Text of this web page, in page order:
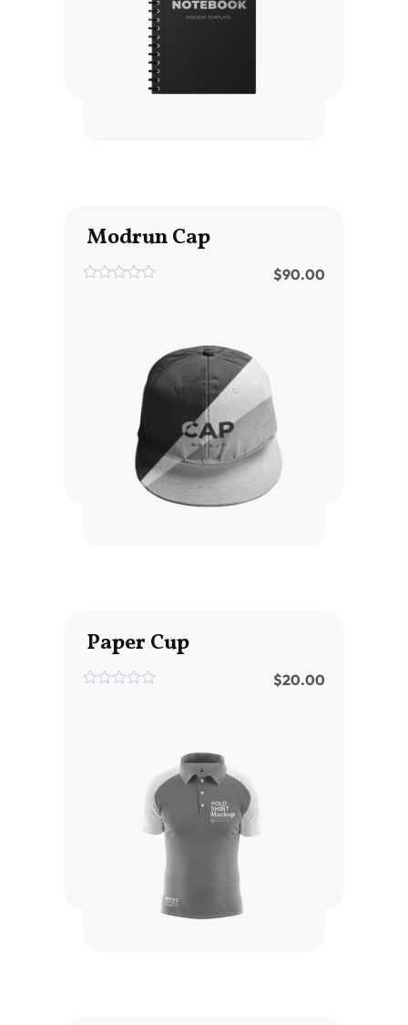
Modrun Cap
$90.00
Paper Cup
$20.00